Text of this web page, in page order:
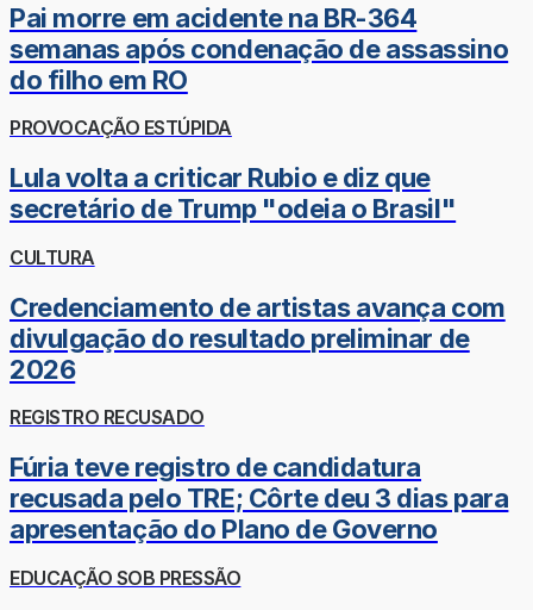
Pai morre em acidente na BR-364
semanas após condenação de assassino
do filho em RO
PROVOCAÇÃO ESTÚPIDA
Lula volta a criticar Rubio e diz que
secretário de Trump "odeia o Brasil"
CULTURA
Credenciamento de artistas avança com
divulgação do resultado preliminar de
2026
REGISTRO RECUSADO
Fúria teve registro de candidatura
recusada pelo TRE; Côrte deu 3 dias para
apresentação do Plano de Governo
EDUCAÇÃO SOB PRESSÃO